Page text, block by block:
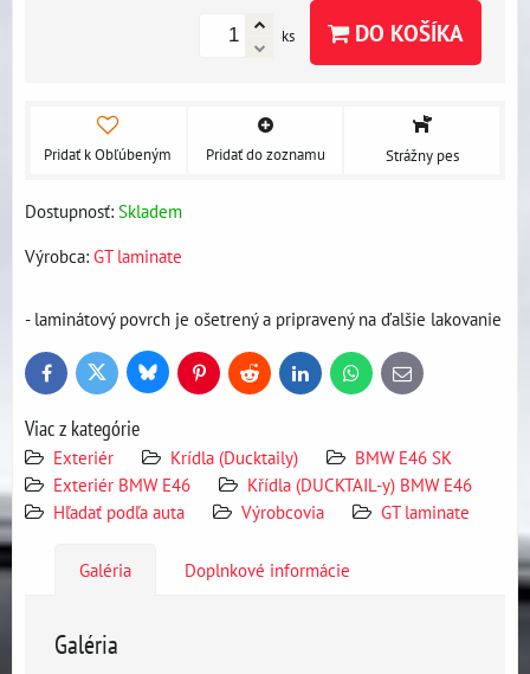
ks DO KOŠÍKA
Pridať k Obľúbeným Pridať do zoznamu Strážny pes
Dostupnosť: Skladem
Výrobca: GT laminate
- laminátový povrch je ošetrený a pripravený na ďalšie lakovanie
FacebookTwitter BlueskyPinterestReddit LinkedInWhatsApp
E-
mail
Viac z kategórie
Exteriér Krídla (Ducktaily)
BMW E46 SK
Exteriér BMW E46
Křídla (DUCKTAIL-y) BMW E46
Hľadať podľa auta
Výrobcovia GT laminate
Galéria Doplnkové informácie
Galéria